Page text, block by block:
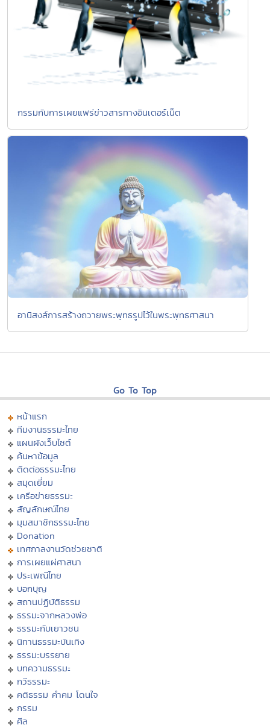
กรรมกับการเผยแพร่ข่าวสารทางอินเตอร์เน็ต
อานิสงส์การสร้างถวายพระพุทธรูปไว้ในพระพุทธศาสนา
Go To Top
หน้าแรก
ทีมงานธรรมะไทย
แผนผังเว็บไซต์
ค้นหาข้อมูล
ติดต่อธรรมะไทย
สมุดเยี่ยม
เครือข่ายธรรมะ
สัญลักษณ์ไทย
มุมสมาชิกธรรมะไทย
Donation
เทศกาลงานวัดช่วยชาติ
การเผยแผ่ศาสนา
ประเพณีไทย
บอกบุญ
สถานปฏิบัติธรรม
ธรรมะจากหลวงพ่อ
ธรรมะกับเยาวชน
นิทานธรรมะบันเทิง
ธรรมะบรรยาย
บทความธรรมะ
กวีธรรมะ
คติธรรม คำคม โดนใจ
กรรม
ศีล